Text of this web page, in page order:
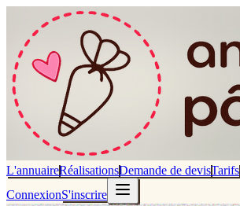
L'annuaireRéalisationsDemande de devisTarifs
ConnexionS'inscrire